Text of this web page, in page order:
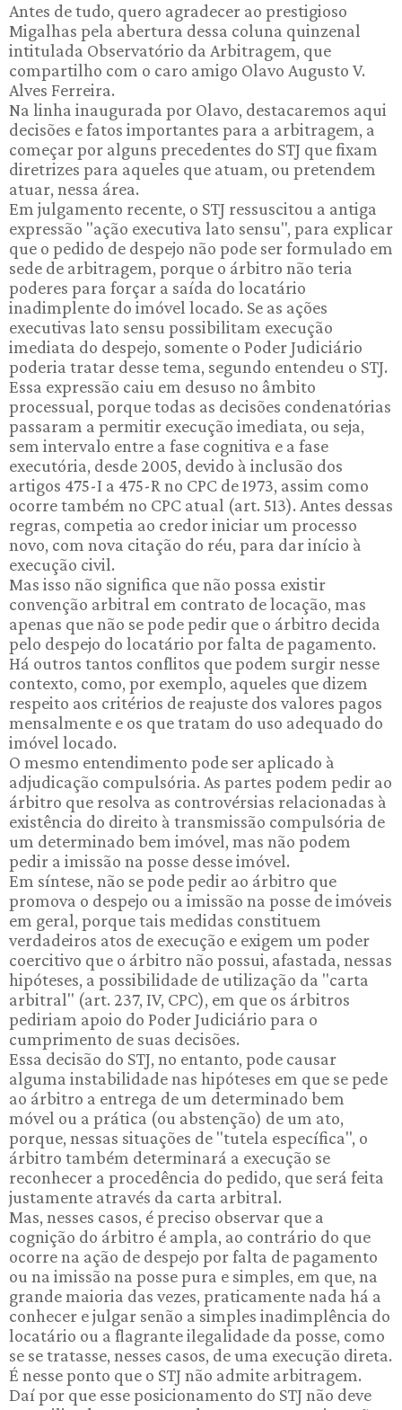
Antes de tudo, quero agradecer ao prestigioso
Migalhas pela abertura dessa coluna quinzenal
intitulada Observatório da Arbitragem, que
compartilho com o caro amigo Olavo Augusto V.
Alves Ferreira.
Na linha inaugurada por Olavo, destacaremos aqui
decisões e fatos importantes para a arbitragem, a
começar por alguns precedentes do STJ que fixam
diretrizes para aqueles que atuam, ou pretendem
atuar, nessa área.
Em julgamento recente, o STJ ressuscitou a antiga
expressão "ação executiva lato sensu", para explicar
que o pedido de despejo não pode ser formulado em
sede de arbitragem, porque o árbitro não teria
poderes para forçar a saída do locatário
inadimplente do imóvel locado. Se as ações
executivas lato sensu possibilitam execução
imediata do despejo, somente o Poder Judiciário
poderia tratar desse tema, segundo entendeu o STJ.
Essa expressão caiu em desuso no âmbito
processual, porque todas as decisões condenatórias
passaram a permitir execução imediata, ou seja,
sem intervalo entre a fase cognitiva e a fase
executória, desde 2005, devido à inclusão dos
artigos 475-I a 475-R no CPC de 1973, assim como
ocorre também no CPC atual (art. 513). Antes dessas
regras, competia ao credor iniciar um processo
novo, com nova citação do réu, para dar início à
execução civil.
Mas isso não significa que não possa existir
convenção arbitral em contrato de locação, mas
apenas que não se pode pedir que o árbitro decida
pelo despejo do locatário por falta de pagamento.
Há outros tantos conflitos que podem surgir nesse
contexto, como, por exemplo, aqueles que dizem
respeito aos critérios de reajuste dos valores pagos
mensalmente e os que tratam do uso adequado do
imóvel locado.
O mesmo entendimento pode ser aplicado à
adjudicação compulsória. As partes podem pedir ao
árbitro que resolva as controvérsias relacionadas à
existência do direito à transmissão compulsória de
um determinado bem imóvel, mas não podem
pedir a imissão na posse desse imóvel.
Em síntese, não se pode pedir ao árbitro que
promova o despejo ou a imissão na posse de imóveis
em geral, porque tais medidas constituem
verdadeiros atos de execução e exigem um poder
coercitivo que o árbitro não possui, afastada, nessas
hipóteses, a possibilidade de utilização da "carta
arbitral" (art. 237, IV, CPC), em que os árbitros
pediriam apoio do Poder Judiciário para o
cumprimento de suas decisões.
Essa decisão do STJ, no entanto, pode causar
alguma instabilidade nas hipóteses em que se pede
ao árbitro a entrega de um determinado bem
móvel ou a prática (ou abstenção) de um ato,
porque, nessas situações de "tutela específica", o
árbitro também determinará a execução se
reconhecer a procedência do pedido, que será feita
justamente através da carta arbitral.
Mas, nesses casos, é preciso observar que a
cognição do árbitro é ampla, ao contrário do que
ocorre na ação de despejo por falta de pagamento
ou na imissão na posse pura e simples, em que, na
grande maioria das vezes, praticamente nada há a
conhecer e julgar senão a simples inadimplência do
locatário ou a flagrante ilegalidade da posse, como
se se tratasse, nesses casos, de uma execução direta.
É nesse ponto que o STJ não admite arbitragem.
Daí por que esse posicionamento do STJ não deve